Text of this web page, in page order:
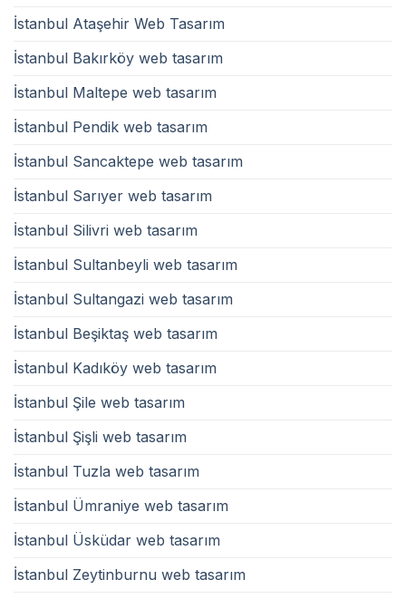
İstanbul Ataşehir Web Tasarım
İstanbul Bakırköy web tasarım
İstanbul Maltepe web tasarım
İstanbul Pendik web tasarım
İstanbul Sancaktepe web tasarım
İstanbul Sarıyer web tasarım
İstanbul Silivri web tasarım
İstanbul Sultanbeyli web tasarım
İstanbul Sultangazi web tasarım
İstanbul Beşiktaş web tasarım
İstanbul Kadıköy web tasarım
İstanbul Şile web tasarım
İstanbul Şişli web tasarım
İstanbul Tuzla web tasarım
İstanbul Ümraniye web tasarım
İstanbul Üsküdar web tasarım
İstanbul Zeytinburnu web tasarım